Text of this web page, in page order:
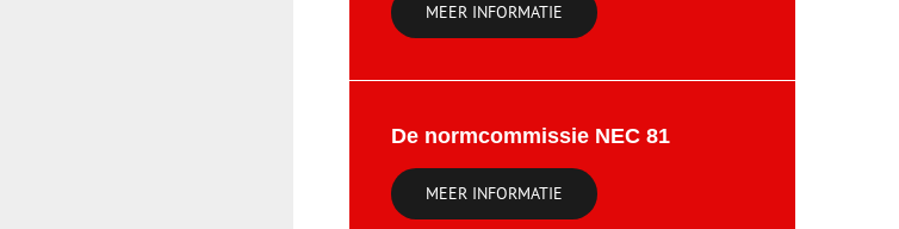
MEER INFORMATIE
De normcommissie NEC 81
MEER INFORMATIE